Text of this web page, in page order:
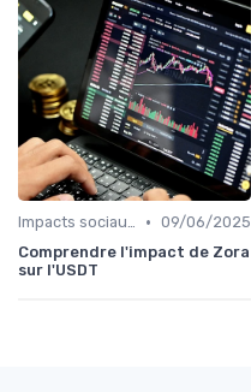
Impacts sociaux et économiques • 09/06/2025
Comprendre l'impact de Zora
sur l'USDT